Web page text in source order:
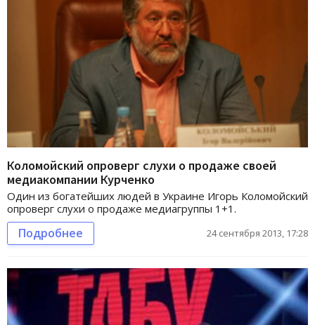
Коломойский опроверг слухи о продаже своей
медиакомпании Курченко
Один из богатейших людей в Украине Игорь Коломойский
опроверг слухи о продаже медиагруппы 1+1.
Подробнее 24 сентября 2013, 17:28